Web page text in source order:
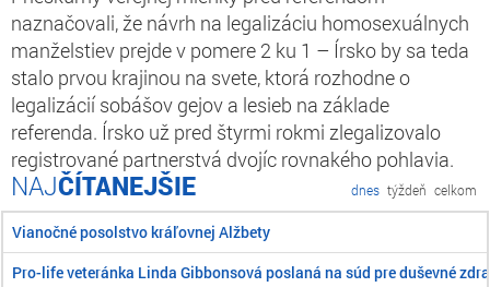
naznačovali, že návrh na legalizáciu homosexuálnych
manželstiev prejde v pomere 2 ku 1 – Írsko by sa teda
stalo prvou krajinou na svete, ktorá rozhodne o
legalizácií sobášov gejov a lesieb na základe
referenda. Írsko už pred štyrmi rokmi zlegalizovalo
registrované partnerstvá dvojíc rovnakého pohlavia.
ČÍTANEJŠIE dnes týždeň celkom
Vianočné posolstvo kráľovnej Alžbety
Pro-life veteránka Linda Gibbonsová poslaná na súd pre duševné